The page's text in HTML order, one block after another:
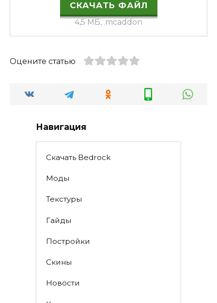
СКАЧАТЬ ФАЙЛ
4,5 МБ, .mcaddon
Оцените статью
Навигация
Скачать Bedrock
Моды
Текстуры
Гайды
Постройки
Скины
Новости